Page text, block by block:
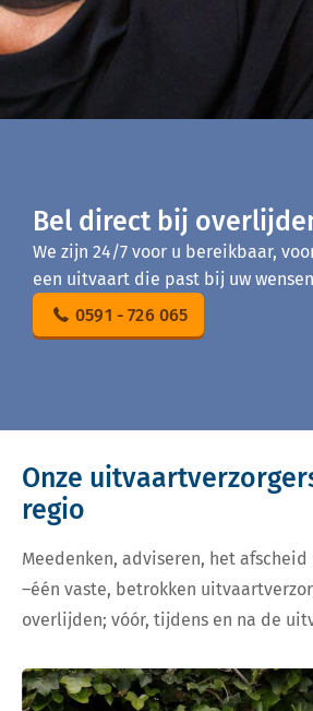
Bel direct bij
We zijn 24/7 voor u bereikbaar,
een uitvaart die past bij uw
0591 - 726 065
Onze
regio
Meedenken, adviseren, het
–één vaste, betrokken
overlijden; vóór, tijdens en na de